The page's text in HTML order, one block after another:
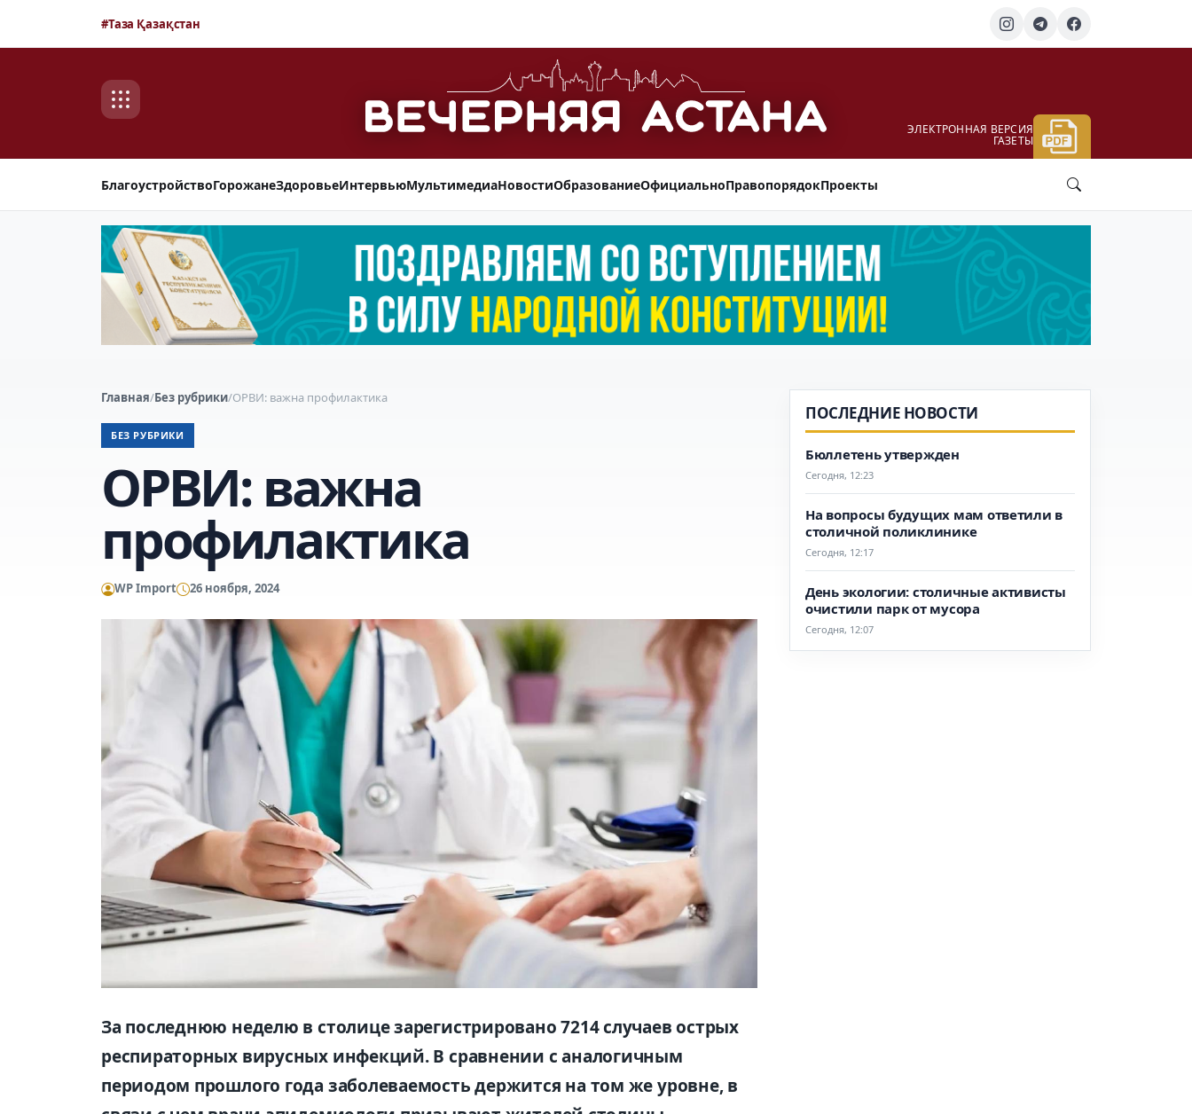
#Таза Қазақстан
ЭЛЕКТРОННАЯ ВЕРСИЯ
ГАЗЕТЫ
БлагоустройствоГорожанеЗдоровьеИнтервьюМультимедиаНовостиОбразованиеОфициальноПравопорядокПроекты
Главная/Без рубрики/ОРВИ: важна профилактика
БЕЗ РУБРИКИ
ОРВИ: важна
профилактика
WP Import 26 ноября, 2024
За последнюю неделю в столице зарегистрировано 7214 случаев острых
респираторных вирусных инфекций. В сравнении с аналогичным
периодом прошлого года заболеваемость держится на том же уровне, в
ПОСЛЕДНИЕ НОВОСТИ
Бюллетень утвержден
Сегодня, 12:23
На вопросы будущих мам ответили в
столичной поликлинике
Сегодня, 12:17
День экологии: столичные активисты
очистили парк от мусора
Сегодня, 12:07